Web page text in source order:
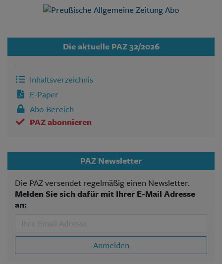
Die aktuelle PAZ 32/2026
Inhaltsverzeichnis
E-Paper
Abo Bereich
PAZ abonnieren
PAZ Newsletter
Die PAZ versendet regelmäßig einen Newsletter.
Melden Sie sich dafür mit Ihrer E-Mail Adresse
an:
Anmelden